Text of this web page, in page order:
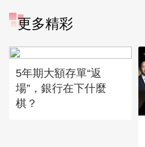
更多精彩
5年期大額存單“返
場”，銀行在下什麼
棋？